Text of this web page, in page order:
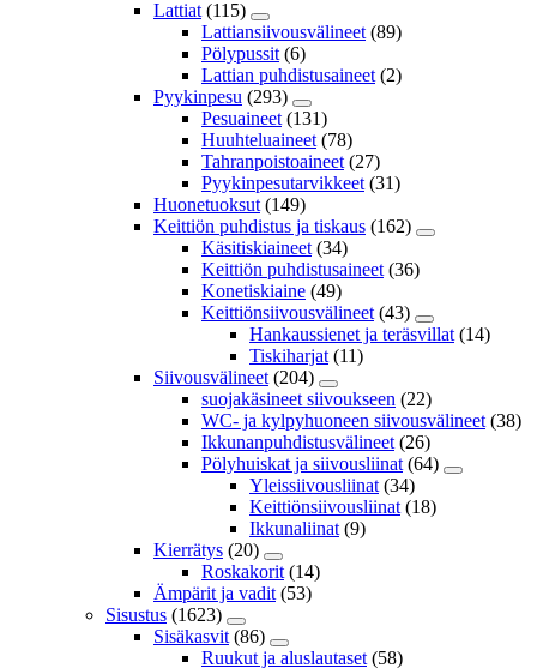
Lattiat (115)
Lattiansiivousvälineet (89)
Pölypussit (6)
Lattian puhdistusaineet (2)
Pyykinpesu (293)
Pesuaineet (131)
Huuhteluaineet (78)
Tahranpoistoaineet (27)
Pyykinpesutarvikkeet (31)
Huonetuoksut (149)
Keittiön puhdistus ja tiskaus (162)
Käsitiskiaineet (34)
Keittiön puhdistusaineet (36)
Konetiskiaine (49)
Keittiönsiivousvälineet (43)
Hankaussienet ja teräsvillat (14)
Tiskiharjat (11)
Siivousvälineet (204)
suojakäsineet siivoukseen (22)
WC- ja kylpyhuoneen siivousvälineet (38)
Ikkunanpuhdistusvälineet (26)
Pölyhuiskat ja siivousliinat (64)
Yleissiivousliinat (34)
Keittiönsiivousliinat (18)
Ikkunaliinat (9)
Kierrätys (20)
Roskakorit (14)
Ämpärit ja vadit (53)
Sisustus (1623)
Sisäkasvit (86)
Ruukut ja aluslautaset (58)